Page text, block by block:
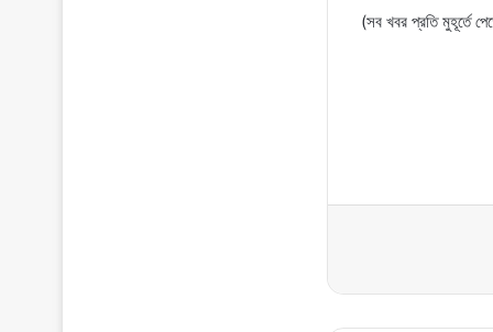
(সব খবর প্রতি মুহূর্তে